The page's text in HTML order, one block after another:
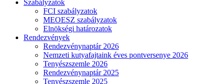
Szabályzatok
FCI szabályzatok
MEOESZ szabályzatok
Elnökségi határozatok
Rendezvények
Rendezvénynaptár 2026
Nemzeti kutyafajtaink éves pontversenye 2026
Tenyészszemle 2026
Rendezvénynaptár 2025
Tenyészszemle 2025